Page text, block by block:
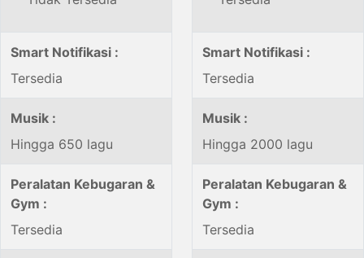
Smart Notifikasi :
Tersedia
Smart Notifikasi :
Tersedia
Musik :
Hingga 650 lagu
Musik :
Hingga 2000 lagu
Peralatan Kebugaran &
Gym :
Tersedia
Peralatan Kebugaran &
Gym :
Tersedia